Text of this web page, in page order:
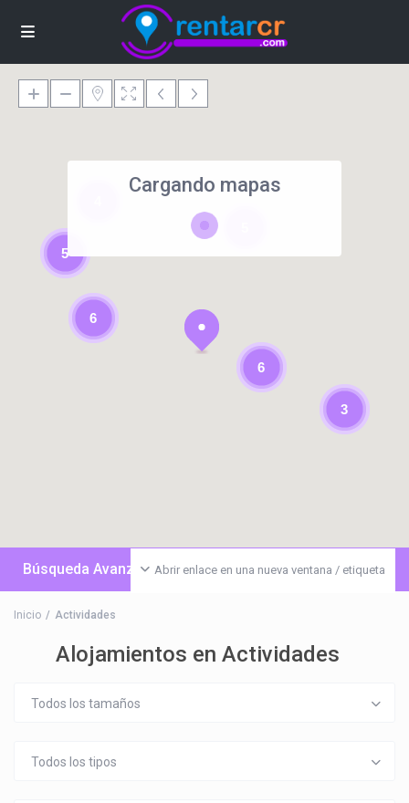
3
6
6
5
Cargando mapas
Abrir enlace en una nueva ventana / etiqueta
Búsqueda Avanzada
Inicio Actividades
Alojamientos en Actividades
Todos los tamaños
Todos los tipos